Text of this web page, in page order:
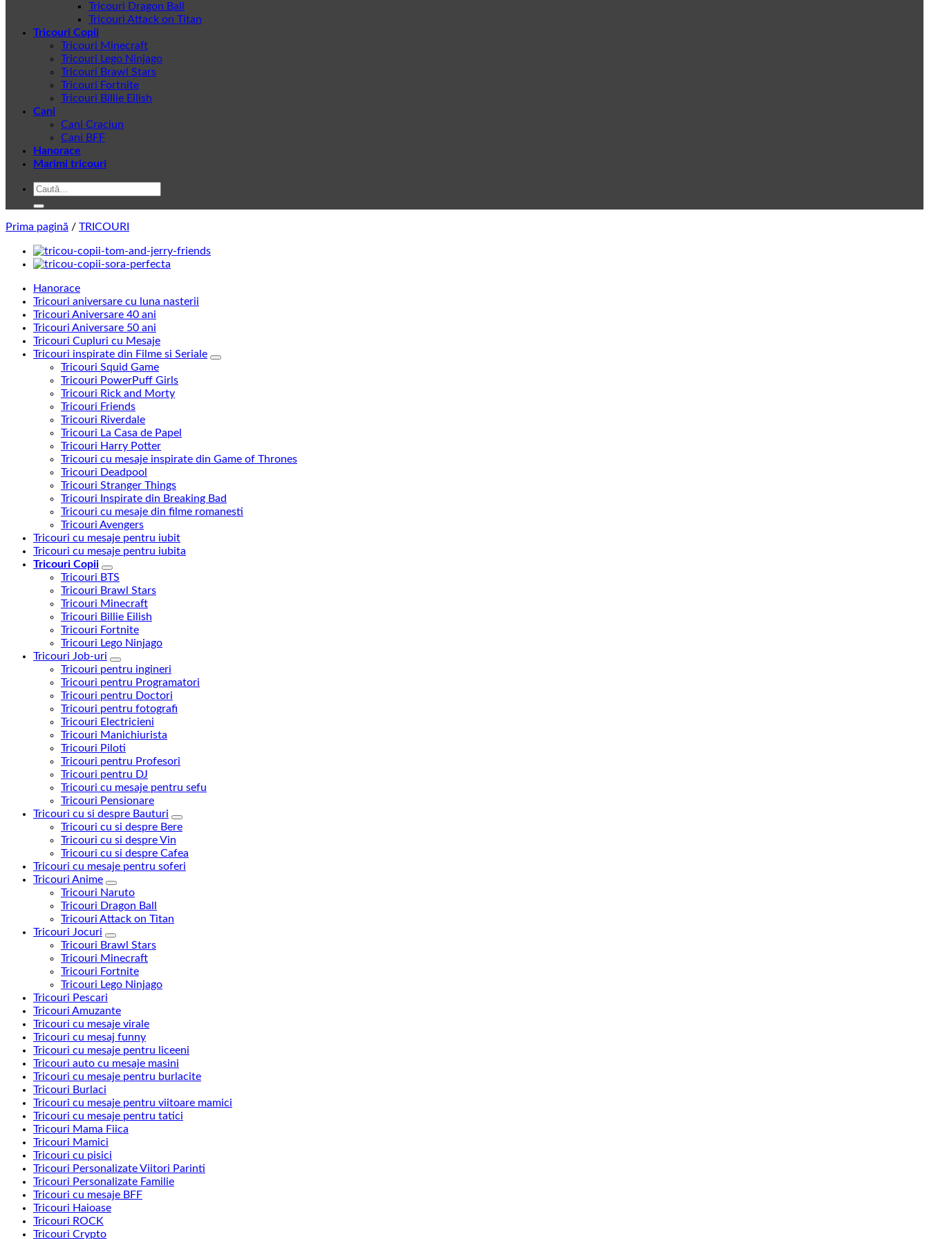
Tricouri Dragon Ball
Tricouri Attack on Titan
Tricouri Copii
Tricouri Minecraft
Tricouri Lego Ninjago
Tricouri Brawl Stars
Tricouri Fortnite
Tricouri Billie Eilish
Cani
Cani Craciun
Cani BFF
Hanorace
Marimi tricouri
Caută
Prima pagină / TRICOURI
Hanorace
Tricouri aniversare cu luna nasterii
Tricouri Aniversare 40 ani
Tricouri Aniversare 50 ani
Tricouri Cupluri cu Mesaje
Tricouri inspirate din Filme si Seriale
Tricouri Squid Game
Tricouri PowerPuff Girls
Tricouri Rick and Morty
Tricouri Friends
Tricouri Riverdale
Tricouri La Casa de Papel
Tricouri Harry Potter
Tricouri cu mesaje inspirate din Game of Thrones
Tricouri Deadpool
Tricouri Stranger Things
Tricouri Inspirate din Breaking Bad
Tricouri cu mesaje din filme romanesti
Tricouri Avengers
Tricouri cu mesaje pentru iubit
Tricouri cu mesaje pentru iubita
Tricouri Copii
Tricouri BTS
Tricouri Brawl Stars
Tricouri Minecraft
Tricouri Billie Eilish
Tricouri Fortnite
Tricouri Lego Ninjago
Tricouri Job-uri
Tricouri pentru ingineri
Tricouri pentru Programatori
Tricouri pentru Doctori
Tricouri pentru fotografi
Tricouri Electricieni
Tricouri Manichiurista
Tricouri Piloti
Tricouri pentru Profesori
Tricouri pentru DJ
Tricouri cu mesaje pentru sefu
Tricouri Pensionare
Tricouri cu si despre Bauturi
Tricouri cu si despre Bere
Tricouri cu si despre Vin
Tricouri cu si despre Cafea
Tricouri cu mesaje pentru soferi
Tricouri Anime
Tricouri Naruto
Tricouri Dragon Ball
Tricouri Attack on Titan
Tricouri Jocuri
Tricouri Brawl Stars
Tricouri Minecraft
Tricouri Fortnite
Tricouri Lego Ninjago
Tricouri Pescari
Tricouri Amuzante
Tricouri cu mesaje virale
Tricouri cu mesaj funny
Tricouri cu mesaje pentru liceeni
Tricouri auto cu mesaje masini
Tricouri cu mesaje pentru burlacite
Tricouri Burlaci
Tricouri cu mesaje pentru viitoare mamici
Tricouri cu mesaje pentru tatici
Tricouri Mama Fiica
Tricouri Mamici
Tricouri cu pisici
Tricouri Personalizate Viitori Parinti
Tricouri Personalizate Familie
Tricouri cu mesaje BFF
Tricouri Haioase
Tricouri ROCK
Tricouri Crypto